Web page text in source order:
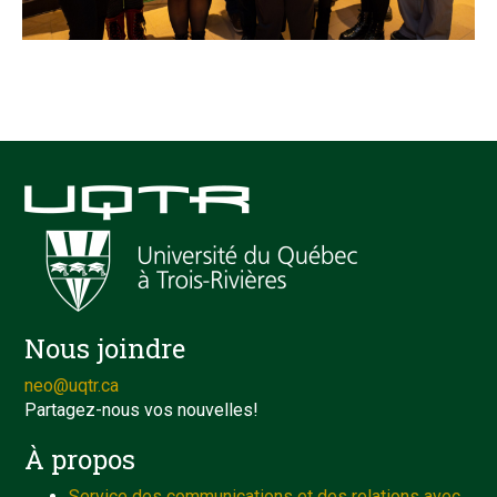
Nous joindre
neo@uqtr.ca
Partagez-nous vos nouvelles!
À propos